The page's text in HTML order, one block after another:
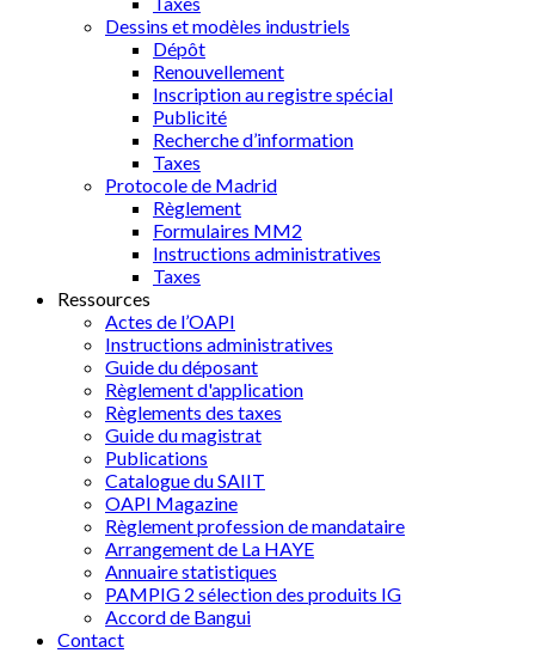
Dessins et modèles industriels
Dépôt
Renouvellement
Inscription au registre spécial
Publicité
Recherche d’information
Taxes
Protocole de Madrid
Règlement
Formulaires MM2
Instructions administratives
Taxes
Ressources
Actes de l’OAPI
Instructions administratives
Guide du déposant
Règlement d'application
Règlements des taxes
Guide du magistrat
Publications
Catalogue du SAIIT
OAPI Magazine
Règlement profession de mandataire
Arrangement de La HAYE
Annuaire statistiques
PAMPIG 2 sélection des produits IG
Accord de Bangui
Contact